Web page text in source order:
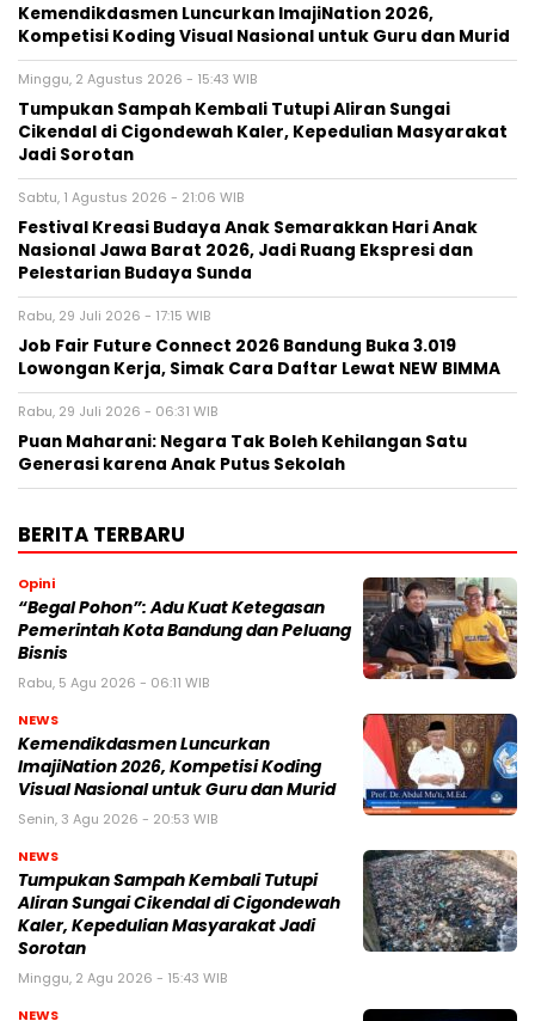
Kemendikdasmen Luncurkan ImajiNation 2026,
Kompetisi Koding Visual Nasional untuk Guru dan Murid
Minggu, 2 Agustus 2026 - 15:43 WIB
Tumpukan Sampah Kembali Tutupi Aliran Sungai
Cikendal di Cigondewah Kaler, Kepedulian Masyarakat
Jadi Sorotan
Sabtu, 1 Agustus 2026 - 21:06 WIB
Festival Kreasi Budaya Anak Semarakkan Hari Anak
Nasional Jawa Barat 2026, Jadi Ruang Ekspresi dan
Pelestarian Budaya Sunda
Rabu, 29 Juli 2026 - 17:15 WIB
Job Fair Future Connect 2026 Bandung Buka 3.019
Lowongan Kerja, Simak Cara Daftar Lewat NEW BIMMA
Rabu, 29 Juli 2026 - 06:31 WIB
Puan Maharani: Negara Tak Boleh Kehilangan Satu
Generasi karena Anak Putus Sekolah
BERITA TERBARU
Opini
“Begal Pohon”: Adu Kuat Ketegasan
Pemerintah Kota Bandung dan Peluang
Bisnis
Rabu, 5 Agu 2026 - 06:11 WIB
NEWS
Kemendikdasmen Luncurkan
ImajiNation 2026, Kompetisi Koding
Visual Nasional untuk Guru dan Murid
Senin, 3 Agu 2026 - 20:53 WIB
NEWS
Tumpukan Sampah Kembali Tutupi
Aliran Sungai Cikendal di Cigondewah
Kaler, Kepedulian Masyarakat Jadi
Sorotan
Minggu, 2 Agu 2026 - 15:43 WIB
NEWS